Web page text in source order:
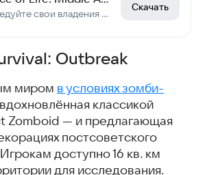
Исследуйте свои владения и правьте мудро
Скачать
Outbreak
миром в условиях зомби-
классикой
Zomboid — и предлагающая
постсоветского
доступно 16 кв. км
для исследования.